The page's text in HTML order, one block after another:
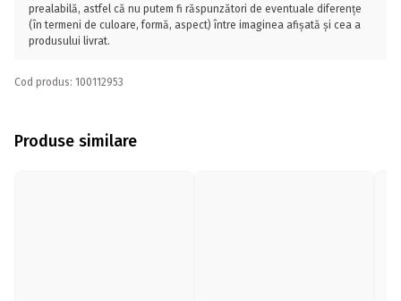
prealabilă, astfel că nu putem fi răspunzători de eventuale diferențe
(în termeni de culoare, formă, aspect) între imaginea afișată și cea a
produsului livrat.
Cod produs: 100112953
Produse similare